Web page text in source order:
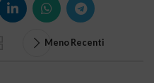
Meno Recenti